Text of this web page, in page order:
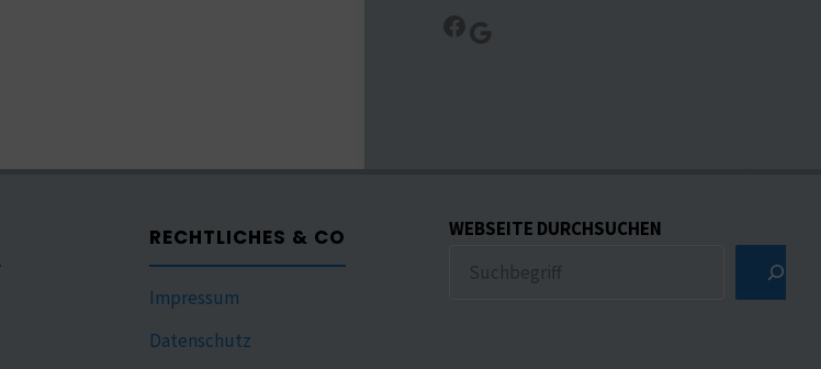
Facebook
Google
RECHTLICHES & CO
Impressum
Datenschutz
WEBSEITE DURCHSUCHEN